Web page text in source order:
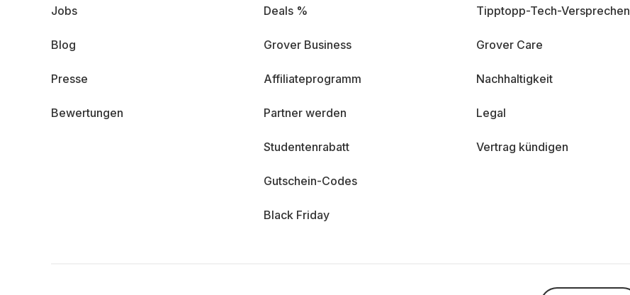
Jobs
Blog
Presse
Bewertungen
Deals %
Grover Business
Affiliateprogramm
Partner werden
Studentenrabatt
Gutschein-Codes
Black Friday
Tipptopp-Tech-Versprechen
Grover Care
Nachhaltigkeit
Legal
Vertrag kündigen